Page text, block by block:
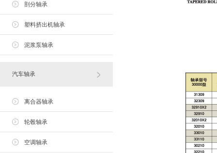
剖分轴承
塑料挤出机轴承
泥浆泵轴承
汽车轴承
离合器轴承
轮毂轴承
空调轴承